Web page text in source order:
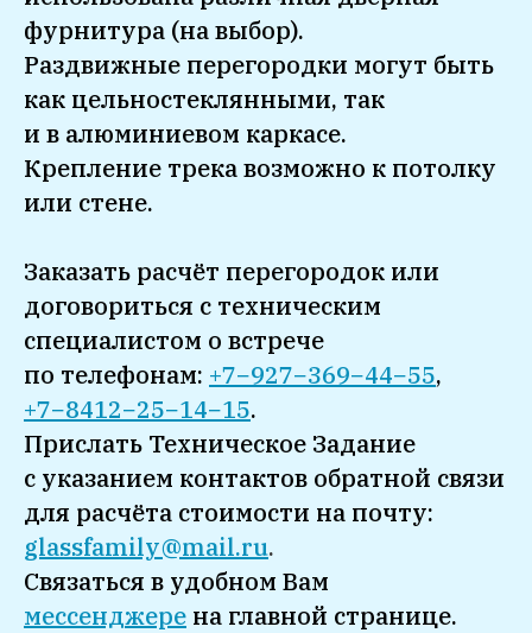
фурнитура (на выбор).
Раздвижные перегородки могут быть
как цельностеклянными, так
и в алюминиевом каркасе.
Крепление трека возможно к потолку
или стене.
Заказать расчёт перегородок или
договориться с техническим
специалистом о встрече
по телефонам: +7−927−369−44−55,
+7−8412−25−14−15.
Прислать Техническое Задание
с указанием контактов обратной связи
для расчёта стоимости на почту:
glassfamily@mail.ru.
Связаться в удобном Вам
мессенджере на главной странице.